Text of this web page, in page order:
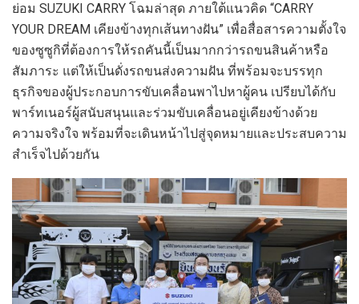
ย่อม SUZUKI CARRY โฉมล่าสุด ภายใต้แนวคิด “CARRY
YOUR DREAM เคียงข้างทุกเส้นทางฝัน” เพื่อสื่อสารความตั้งใจ
ของซูซูกิที่ต้องการให้รถคันนี้เป็นมากกว่ารถขนสินค้าหรือ
สัมภาระ แต่ให้เป็นดั่งรถขนส่งความฝัน ที่พร้อมจะบรรทุก
ธุรกิจของผู้ประกอบการขับเคลื่อนพาไปหาผู้คน เปรียบได้กับ
พาร์ทเนอร์ผู้สนับสนุนและร่วมขับเคลื่อนอยู่เคียงข้างด้วย
ความจริงใจ พร้อมที่จะเดินหน้าไปสู่จุดหมายและประสบความ
สำเร็จไปด้วยกัน